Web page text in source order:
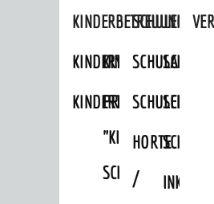
KINDERBETREUUNG
KINDERTAGESPFLEGE
KINDERKRIPPEN
KINDERTAGESSTÄTTEN
PROJEKT
"KINDER
SCHÜTZEN
SCHULEN
SCHULARTEN
SCHULFERIEN
HORTE
/